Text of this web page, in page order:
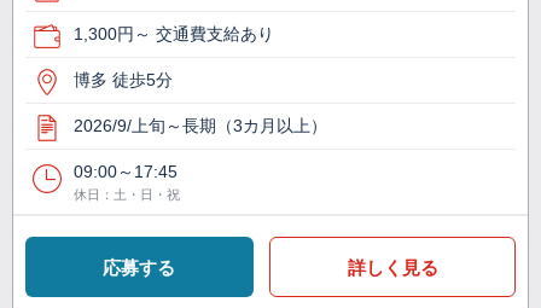
1,300円～ 交通費支給あり
博多 徒歩5分
2026/9/上旬～長期（3カ月以上）
09:00～17:45
休日：土・日・祝
応募する 詳しく見る